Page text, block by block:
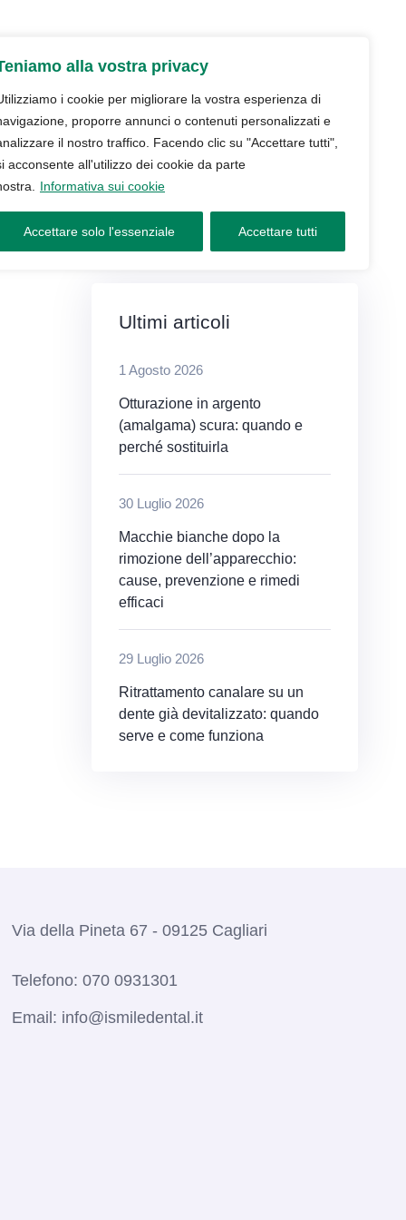
alla vostra privacy
i cookie per migliorare la vostra esperienza di
proporre annunci o contenuti personalizzati e
il nostro traffico. Facendo clic su "Accettare tutti",
acconsente all'utilizzo dei cookie da parte
Informativa sui cookie
Accettare solo l'essenziale Accettare tutti
Ultimi articoli
1 Agosto 2026
Otturazione in argento
(amalgama) scura: quando e
perché sostituirla
30 Luglio 2026
Macchie bianche dopo la
rimozione dell’apparecchio:
cause, prevenzione e rimedi
efficaci
29 Luglio 2026
Ritrattamento canalare su un
dente già devitalizzato: quando
serve e come funziona
Via della Pineta 67 - 09125 Cagliari
Telefono: 070 0931301
Email: info@ismiledental.it